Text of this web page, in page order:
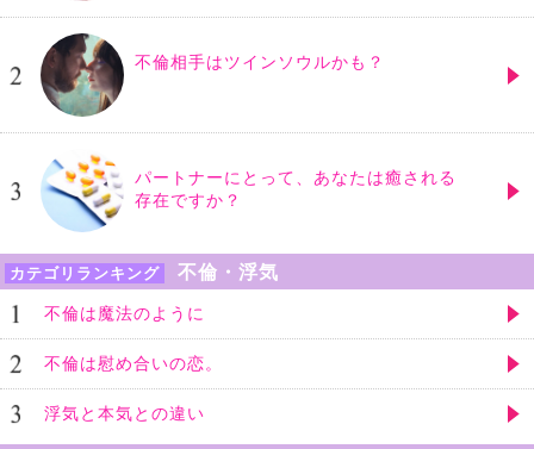
不倫相手はツインソウルかも？
パートナーにとって、あなたは癒される
存在ですか？
カテゴリランキング 不倫・浮気
不倫は魔法のように
不倫は慰め合いの恋。
浮気と本気との違い